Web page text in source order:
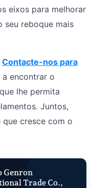
eixos para melhorar
seu reboque mais
Contacte-nos para
encontrar o
lhe permita
Juntos,
cresce com o
Genron
Trade Co.,